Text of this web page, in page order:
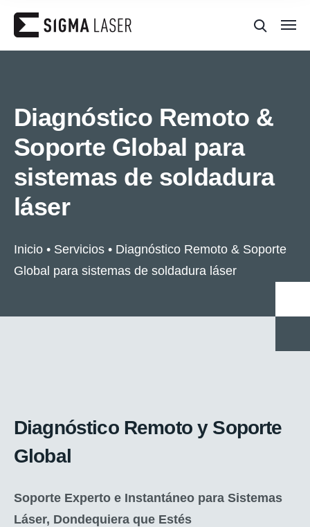
Diagnóstico Remoto &
Soporte Global para
sistemas de soldadura
láser
Inicio • Servicios • Diagnóstico Remoto & Soporte
Global para sistemas de soldadura láser
Diagnóstico Remoto y Soporte
Global
Soporte Experto e Instantáneo para Sistemas
Láser, Dondequiera que Estés